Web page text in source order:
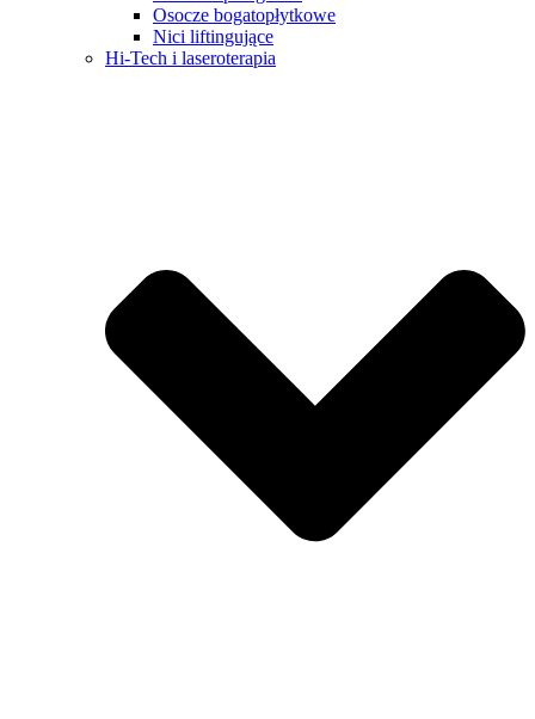
Osocze bogatopłytkowe
Nici liftingujące
Hi-Tech i laseroterapia